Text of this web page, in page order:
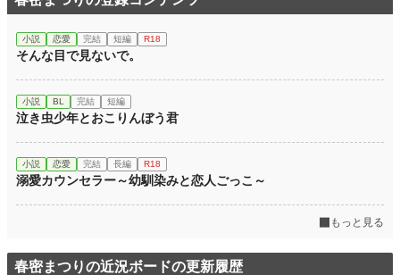
週間ポイント 35 pt (53,125 位)
月間ポイント 210 pt (50,739 位)
累計ポイント 100,280 pt (30,394 位)
小説 恋愛 完結 短編 R18
そんな目で見ないで。
小説 BL 完結 短編
泣き虫少年とおこりんぼう君
小説 恋愛 完結 長編 R18
溺愛カウンセラー～幼馴染みと恋人ごっこ～
もっと見る
春密まつりの近況ボードの更新履歴